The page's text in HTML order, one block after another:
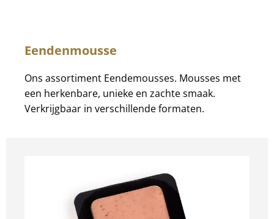
Eendenmousse
Ons assortiment Eendemousses. Mousses met
een herkenbare, unieke en zachte smaak.
Verkrijgbaar in verschillende formaten.